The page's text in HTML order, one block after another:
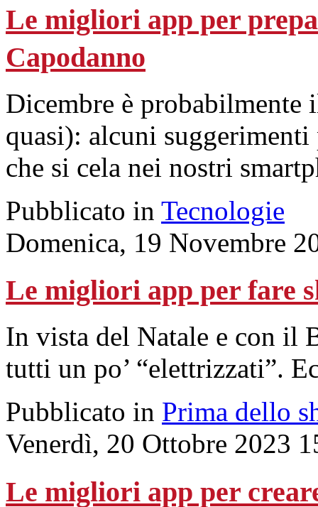
Le migliori app per
Capodanno
Dicembre è probabilmente
quasi): alcuni
che si cela nei nostri
Pubblicato in Tecnologie
Domenica, 19 Novembre
Le migliori app per fare
In vista del Natale e con il
tutti un po’ “elettrizzati”.
Pubblicato in Prima dello
Venerdì, 20 Ottobre 2023
Le migliori app per